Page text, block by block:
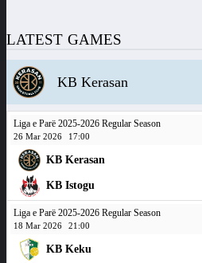
LATEST GAMES
KB Kerasan
Liga e Parë 2025-2026 Regular Season
26 Mar 2026 17:00
KB Kerasan
KB Istogu
Liga e Parë 2025-2026 Regular Season
18 Mar 2026 21:00
KB Keku